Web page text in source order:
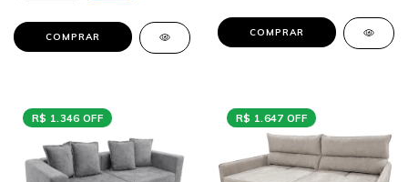
COMPRAR COMPRAR
R$ 1.346 OFF R$ 1.647 OFF